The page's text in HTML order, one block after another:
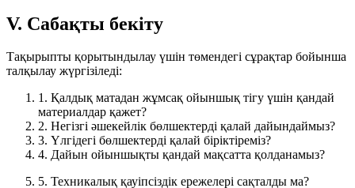
V. Сабақты бекіту
Тақырыпты қорытындылау үшін төмендегі сұрақтар бойынша
талқылау жүргізіледі:
1. Қалдық матадан жұмсақ ойыншық тігу үшін қандай
материалдар қажет?
2. Негізгі әшекейлік бөлшектерді қалай дайындаймыз?
3. Үлгідегі бөлшектерді қалай біріктіреміз?
4. Дайын ойыншықты қандай мақсатта қолданамыз?
5. Техникалық қауіпсіздік ережелері сақталды ма?